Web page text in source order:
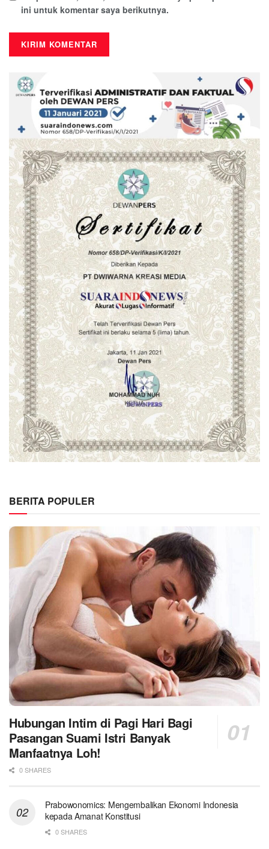
ini untuk komentar saya berikutnya.
BERITA POPULER
Hubungan Intim di Pagi Hari Bagi
Pasangan Suami Istri Banyak
Manfaatnya Loh!
0 SHARES
Prabowonomics: Mengembalikan Ekonomi Indonesia
kepada Amanat Konstitusi
0 SHARES